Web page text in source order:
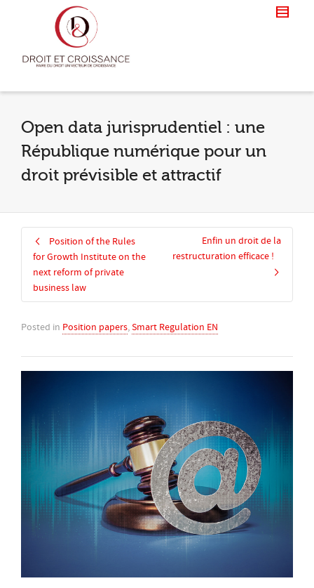
Open data jurisprudentiel : une
République numérique pour un
droit prévisible et attractif
Position of the Rules
for Growth Institute on the
next reform of private
business law
Enfin un droit de la
restructuration efficace !
Posted in Position papers,Smart Regulation EN